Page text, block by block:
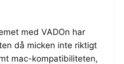
med VADOn har
då micken inte riktigt
mac-kompatibiliteten,